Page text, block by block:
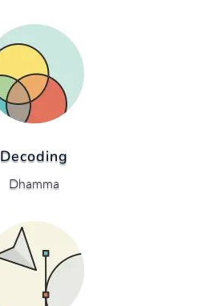
Decoding
Dhamma